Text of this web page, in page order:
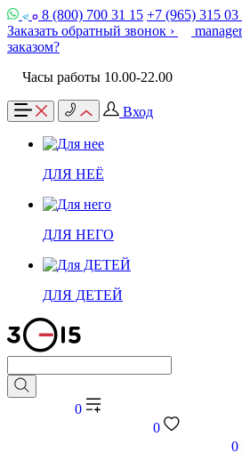
8 (800) 700 31 15 +7 (965) 315 03
Заказать обратный звонок ›
заказом?
Часы работы 10.00-22.00
Вход
ДЛЯ НЕЁ
ДЛЯ НЕГО
ДЛЯ ДЕТЕЙ
0
0
0